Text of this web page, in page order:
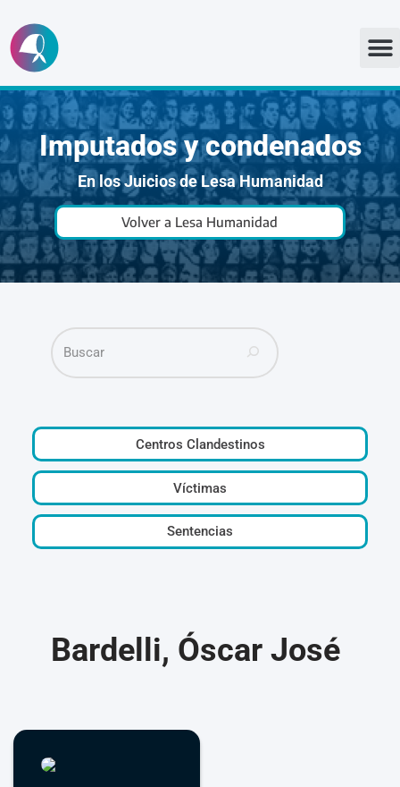
Ir
al
contenido
Imputados y condenados
En los Juicios de Lesa Humanidad
Volver a Lesa Humanidad
Centros Clandestinos
Víctimas
Sentencias
Bardelli, Óscar José